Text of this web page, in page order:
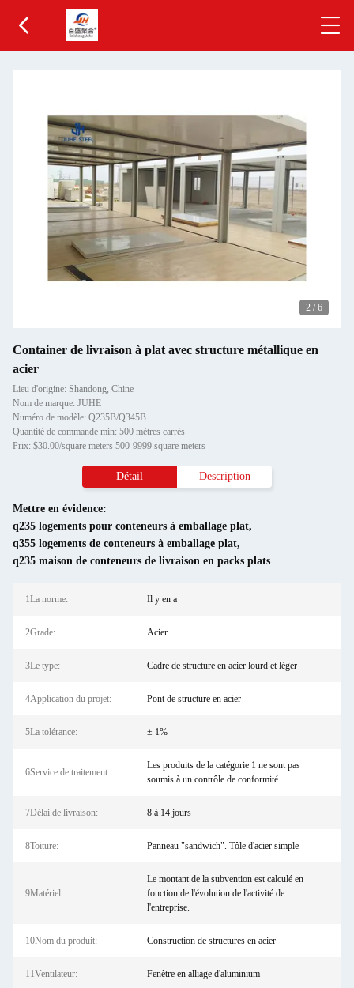
3 / 6
Container de livraison à plat avec structure métallique en
acier
Lieu d'origine: Shandong, Chine
Nom de marque: JUHE
Numéro de modèle: Q235B/Q345B
Quantité de commande min: 500 mètres carrés
Prix: $30.00/square meters 500-9999 square meters
Détail Description
Mettre en évidence:
q235 logements pour conteneurs à emballage plat,
q355 logements de conteneurs à emballage plat,
q235 maison de conteneurs de livraison en packs plats
1La norme: Il y en a
2Grade: Acier
3Le type: Cadre de structure en acier lourd et léger
4Application du projet: Pont de structure en acier
5La tolérance: ± 1%
6Service de traitement:
Les produits de la catégorie 1 ne sont pas
soumis à un contrôle de conformité.
7Délai de livraison: 8 à 14 jours
8Toiture: Panneau "sandwich". Tôle d'acier simple
9Matériel:
Le montant de la subvention est calculé en
fonction de l'évolution de l'activité de
l'entreprise.
10Nom du produit: Construction de structures en acier
11Ventilateur: Fenêtre en alliage d'aluminium